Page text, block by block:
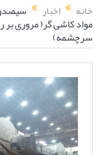
خانه اخبار
مواد کاشی گر( مروری
سرچشمه)